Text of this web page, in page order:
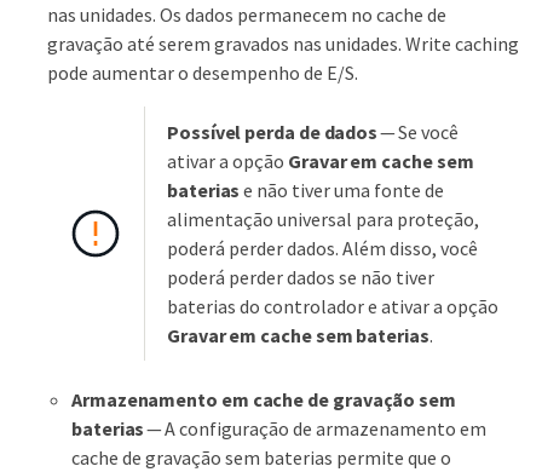
nas unidades. Os dados permanecem no cache de
gravação até serem gravados nas unidades. Write caching
pode aumentar o desempenho de E/S.
Possível perda de dados— Se você
ativar a opção Gravar em cache sem
baterias e não tiver uma fonte de
alimentação universal para proteção,
poderá perder dados. Além disso, você
poderá perder dados se não tiver
baterias do controlador e ativar a opção
Gravar em cache sem baterias.
Armazenamento em cache de gravação sem
baterias— A configuração de armazenamento em
cache de gravação sem baterias permite que o